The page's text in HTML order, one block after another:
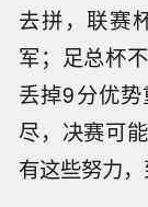
去拼，联赛
军；足总杯
丢掉9分优
尽，决赛可
有这些努力